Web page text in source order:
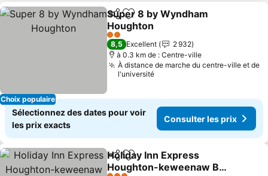
Choix populaire
PartagerAjouter à mes favoris
Super 8 by Wyndham
Houghton
2 Étoiles
8,5 Excellent
2 932
à 0.3 km de : Centre-ville
À distance de marche du centre-ville et de
l'université
Sélectionnez des dates pour voir
les prix exacts
Consulter les prix
PartagerAjouter à mes favoris
Holiday Inn Express
Houghton-keweenaw By